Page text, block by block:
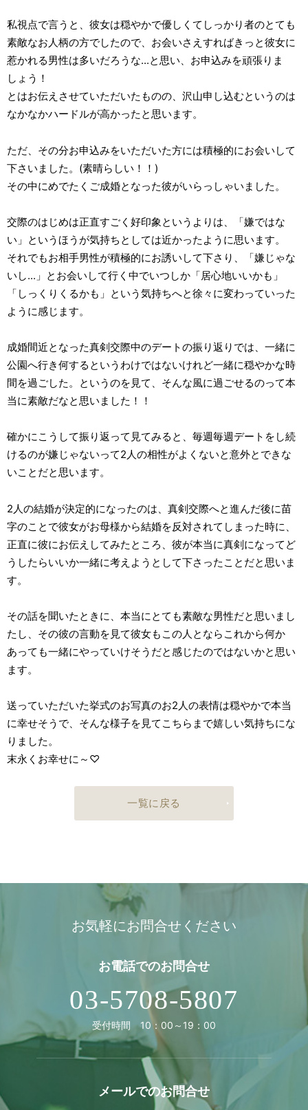
私視点で言うと、彼女は穏やかで優しくてしっかり者のとても
素敵なお人柄の方でしたので、お会いさえすればきっと彼女に
惹かれる男性は多いだろうな...と思い、お申込みを頑張りま
しょう！
とはお伝えさせていただいたものの、沢山申し込むというのは
なかなかハードルが高かったと思います。
ただ、その分お申込みをいただいた方には積極的にお会いして
下さいました。(素晴らしい！！)
その中にめでたくご成婚となった彼がいらっしゃいました。
交際のはじめは正直すごく好印象というよりは、「嫌ではな
い」というほうが気持ちとしては近かったように思います。
それでもお相手男性が積極的にお誘いして下さり、「嫌じゃな
いし...」とお会いして行く中でいつしか「居心地いいかも」
「しっくりくるかも」という気持ちへと徐々に変わっていった
ように感じます。
成婚間近となった真剣交際中のデートの振り返りでは、一緒に
公園へ行き何するというわけではないけれど一緒に穏やかな時
間を過ごした。というのを見て、そんな風に過ごせるのって本
当に素敵だなと思いました！！
確かにこうして振り返って見てみると、毎週毎週デートをし続
けるのが嫌じゃないって2人の相性がよくないと意外とできな
いことだと思います。
2人の結婚が決定的になったのは、真剣交際へと進んだ後に苗
字のことで彼女がお母様から結婚を反対されてしまった時に、
正直に彼にお伝えしてみたところ、彼が本当に真剣になってど
うしたらいいか一緒に考えようとして下さったことだと思いま
す。
その話を聞いたときに、本当にとても素敵な男性だと思いまし
たし、その彼の言動を見て彼女もこの人とならこれから何か
あっても一緒にやっていけそうだと感じたのではないかと思い
ます。
送っていただいた挙式のお写真のお2人の表情は穏やかで本当
に幸せそうで、そんな様子を見てこちらまで嬉しい気持ちにな
りました。
末永くお幸せに～♡
一覧に戻る
お気軽にお問合せください
お電話でのお問合せ
03-5708-5807
受付時間 10：00～19：00
メールでのお問合せ